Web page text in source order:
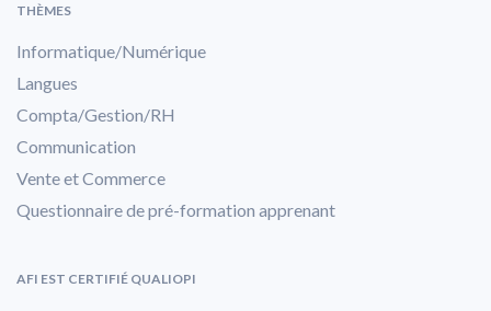
THÈMES
Informatique/Numérique
Langues
Compta/Gestion/RH
Communication
Vente et Commerce
Questionnaire de pré-formation apprenant
AFI EST CERTIFIÉ QUALIOPI